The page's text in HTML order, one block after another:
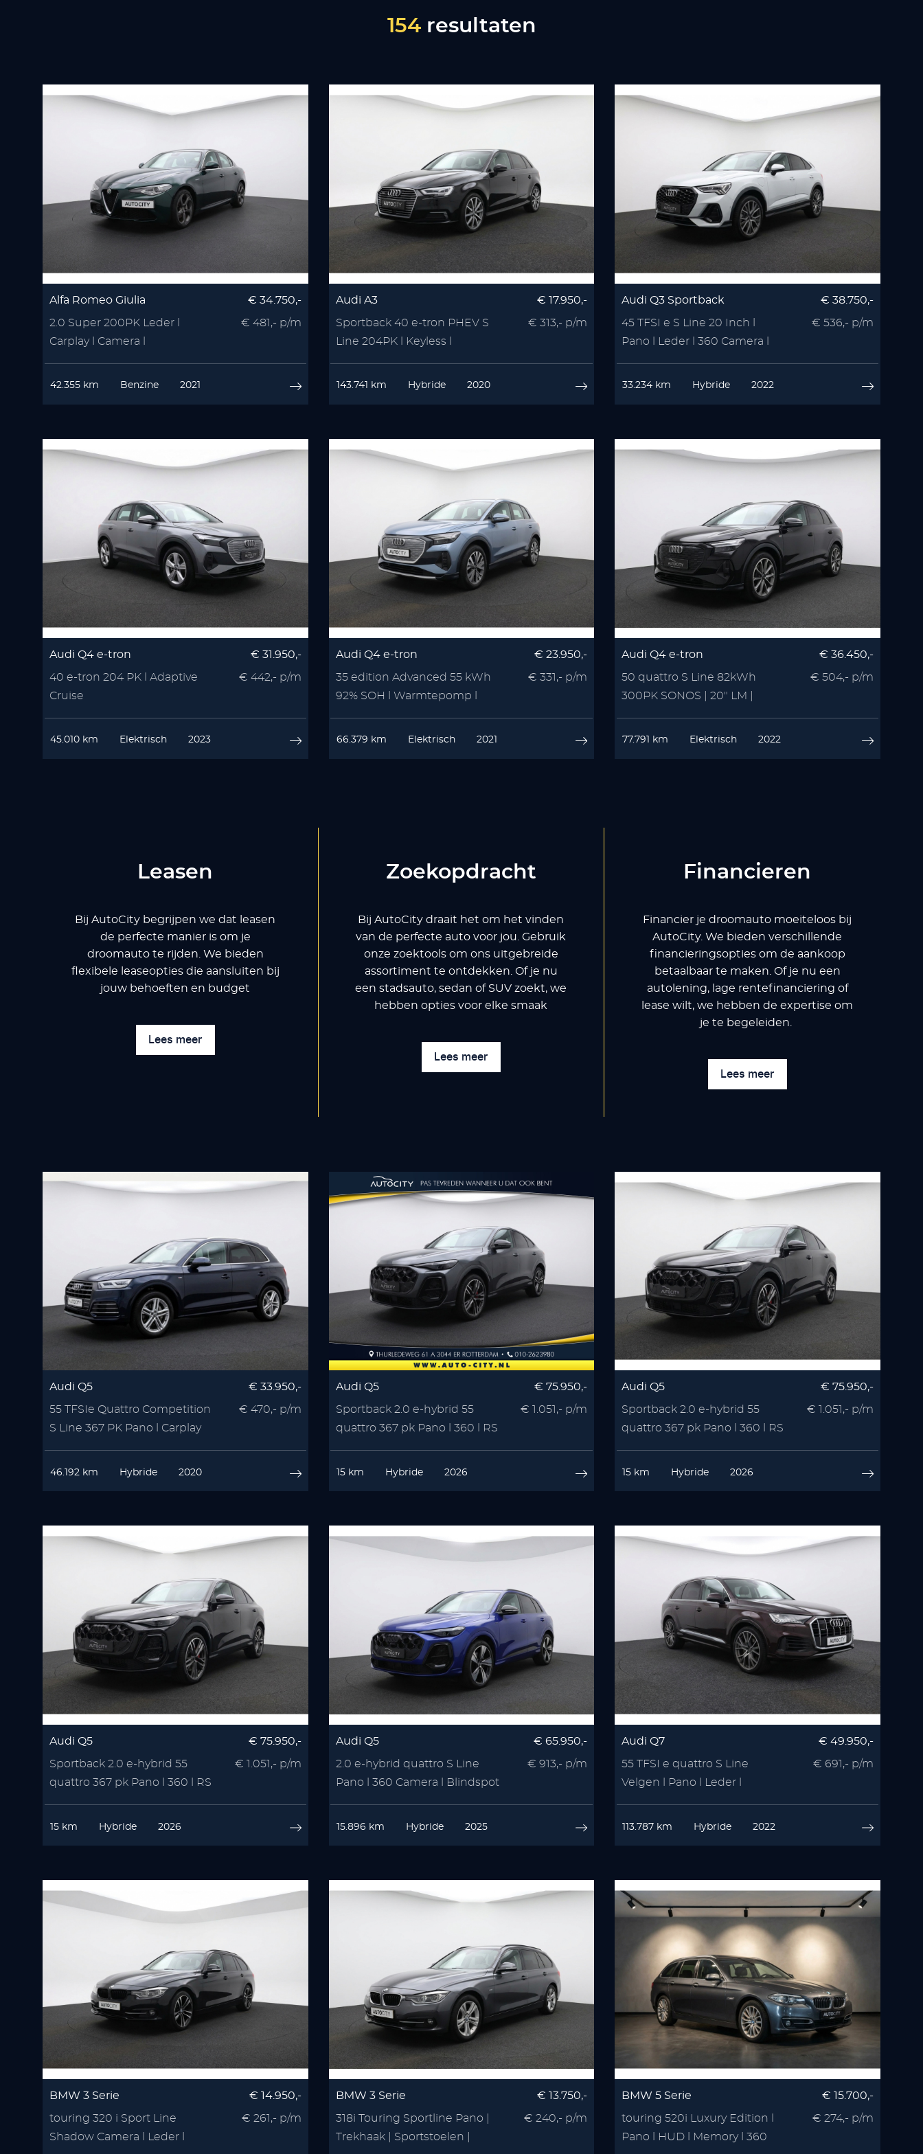
154resultaten
Alfa Romeo Giulia
2.0 Super 200PK Leder l
Carplay l Camera l
€ 34.750,-
€ 481,- p/m
42.355 km Benzine 2021
Audi A3
Sportback 40 e-tron PHEV S
Line 204PK l Keyless l
€ 17.950,-
€ 313,- p/m
143.741 km Hybride 2020
Audi Q3 Sportback
45 TFSI e S Line 20 Inch l
Pano l Leder l 360 Camera l
€ 38.750,-
€ 536,- p/m
33.234 km Hybride 2022
Audi Q4 e-tron
40 e-tron 204 PK l Adaptive
Cruise
€ 31.950,-
€ 442,- p/m
45.010 km Elektrisch 2023
Audi Q4 e-tron
35 edition Advanced 55 kWh
92% SOH l Warmtepomp l
€ 23.950,-
€ 331,- p/m
66.379 km Elektrisch 2021
Audi Q4 e-tron
50 quattro S Line 82kWh
300PK SONOS | 20" LM |
€ 36.450,-
€ 504,- p/m
77.791 km Elektrisch 2022
Leasen
Bij AutoCity begrijpen we dat leasen
de perfecte manier is om je
droomauto te rijden. We bieden
flexibele leaseopties die aansluiten bij
jouw behoeften en budget
Lees meer
Zoekopdracht
Bij AutoCity draait het om het vinden
van de perfecte auto voor jou. Gebruik
onze zoektools om ons uitgebreide
assortiment te ontdekken. Of je nu
een stadsauto, sedan of SUV zoekt, we
hebben opties voor elke smaak
Lees meer
Financieren
Financier je droomauto moeiteloos bij
AutoCity. We bieden verschillende
financieringsopties om de aankoop
betaalbaar te maken. Of je nu een
autolening, lage rentefinanciering of
lease wilt, we hebben de expertise om
je te begeleiden.
Lees meer
Audi Q5
55 TFSIe Quattro Competition
S Line 367 PK Pano l Carplay
€ 33.950,-
€ 470,- p/m
46.192 km Hybride 2020
Audi Q5
Sportback 2.0 e-hybrid 55
quattro 367 pk Pano l 360 l RS
€ 75.950,-
€ 1.051,- p/m
15 km Hybride 2026
Audi Q5
Sportback 2.0 e-hybrid 55
quattro 367 pk Pano l 360 l RS
€ 75.950,-
€ 1.051,- p/m
15 km Hybride 2026
Audi Q5
Sportback 2.0 e-hybrid 55
quattro 367 pk Pano l 360 l RS
€ 75.950,-
€ 1.051,- p/m
15 km Hybride 2026
Audi Q5
2.0 e-hybrid quattro S Line
Pano l 360 Camera l Blindspot
€ 65.950,-
€ 913,- p/m
15.896 km Hybride 2025
Audi Q7
55 TFSI e quattro S Line
Velgen l Pano l Leder l
€ 49.950,-
€ 691,- p/m
113.787 km Hybride 2022
BMW 3 Serie
touring 320 i Sport Line
Shadow Camera l Leder l
€ 14.950,-
€ 261,- p/m
BMW 3 Serie
318i Touring Sportline Pano |
Trekhaak | Sportstoelen |
€ 13.750,-
€ 240,- p/m
BMW 5 Serie
touring 520i Luxury Edition l
Pano l HUD l Memory l 360
€ 15.700,-
€ 274,- p/m